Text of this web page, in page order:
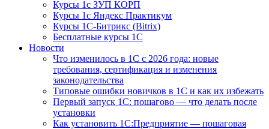
Курсы 1с ЗУП КОРП
Курсы 1с Яндекс Практикум
Курсы 1С-Битрикс (Bitrix)
Бесплатные курсы 1С
Новости
Что изменилось в 1С с 2026 года: новые
требования, сертификация и изменения
законодательства
Типовые ошибки новичков в 1С и как их избежать
Первый запуск 1С: пошагово — что делать после
установки
Как установить 1С:Предприятие — пошаговая